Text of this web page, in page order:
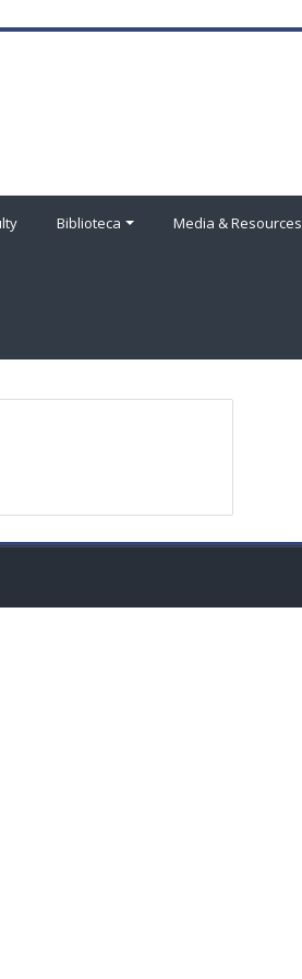
Biblioteca Media & Resources